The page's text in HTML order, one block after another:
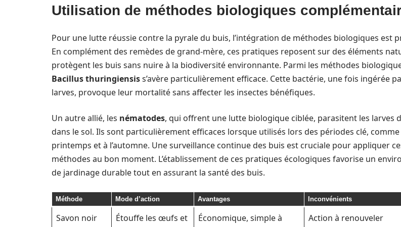
Utilisation de méthodes biologiques
Pour une lutte réussie contre la pyrale du buis, l’intégration de méthodes biologiques est
En complément des remèdes de grand-mère, ces pratiques reposent sur des éléments
protègent les buis sans nuire à la biodiversité environnante. Parmi les méthodes
Bacillus thuringiensiss’avère particulièrement efficace. Cette bactérie, une fois ingérée
larves, provoque leur mortalité sans affecter les insectes bénéfiques.
Un autre allié, les nématodes, qui offrent une lutte biologique ciblée, parasitent les larves
dans le sol. Ils sont particulièrement efficaces lorsque utilisés lors des périodes clé, comme
printemps et à l’automne. Une surveillance continue des buis est cruciale pour appliquer
méthodes au bon moment. L’établissement de ces pratiques écologiques favorise un
de jardinage durable tout en assurant la santé des buis.
Méthode Mode d’action Avantages Inconvénients
Savon noir
Étouffe les œufs et
Économique, simple à
Action à renouveler